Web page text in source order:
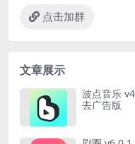
点击加群
文章展示
波点音乐
去广告版